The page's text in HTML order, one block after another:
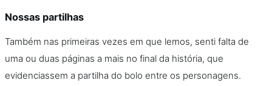
Nossas partilhas
Também nas primeiras vezes em que lemos, senti falta de
uma ou duas páginas a mais no final da história, que
evidenciassem a partilha do bolo entre os personagens.